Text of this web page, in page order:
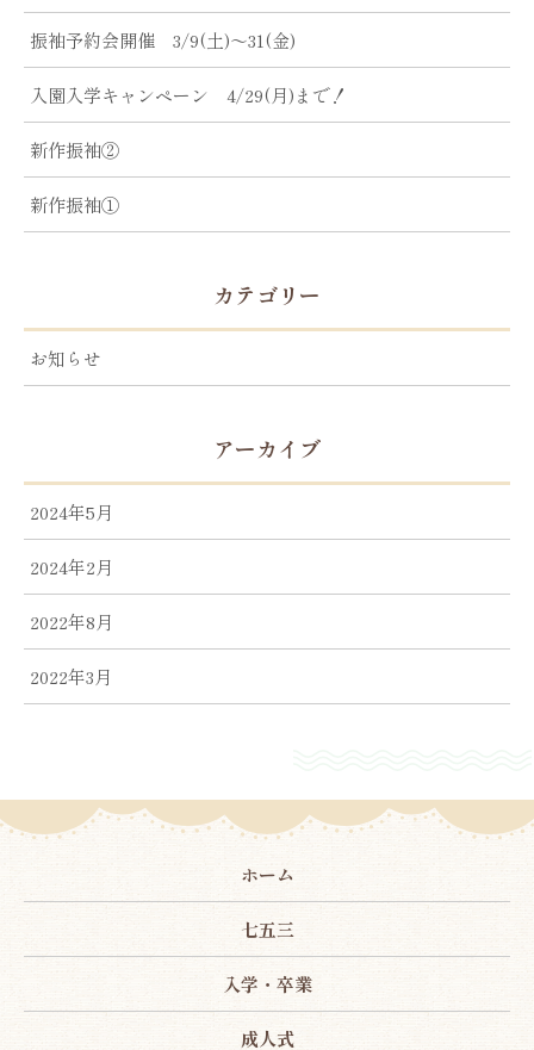
振袖予約会開催 3/9(土)～31(金)
入園入学キャンペーン 4/29(月)まで！
新作振袖②
新作振袖①
カテゴリー
お知らせ
アーカイブ
2024年5月
2024年2月
2022年8月
2022年3月
ホーム
七五三
入学・卒業
成人式